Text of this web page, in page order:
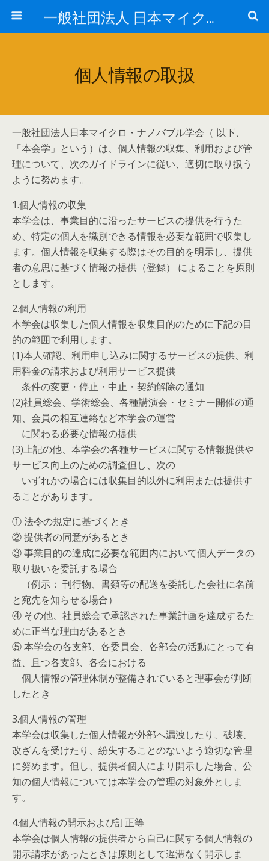
一般社団法人 日本マイクロ・ナノバブル学会
個人情報の取扱
一般社団法人日本マイクロ・ナノバブル学会（ 以下、
「本会学」という）は、個人情報の収集、利用および管
理について、次のガイドラインに従い、適切に取り扱う
ように努めます。
1.個人情報の収集
本学会は、事業目的に沿ったサービスの提供を行うた
め、特定の個人を識別できる情報を必要な範囲で収集し
ます。個人情報を収集する際はその目的を明示し、提供
者の意思に基づく情報の提供（登録） によることを原則
とします。
2.個人情報の利用
本学会は収集した個人情報を収集目的のために下記の目
的の範囲で利用します。
(1)本人確認、利用申し込みに関するサービスの提供、利
用料金の請求および利用サービス提供
条件の変更・停止・中止・契約解除の通知
(2)社員総会、学術総会、各種講演会・セミナー開催の通
知、会員の相互連絡など本学会の運営
に関わる必要な情報の提供
(3)上記の他、本学会の各種サービスに関する情報提供や
サービス向上のための調査但し、次の
いずれかの場合には収集目的以外に利用または提供す
ることがあります。
① 法令の規定に基づくとき
② 提供者の同意があるとき
③ 事業目的の達成に必要な範囲内において個人データの
取り扱いを委託する場合
（例示： 刊行物、書類等の配送を委託した会社に名前
と宛先を知らせる場合）
④ その他、社員総会で承認された事業計画を達成するた
めに正当な理由があるとき
⑤ 本学会の各支部、各委員会、各部会の活動にとって有
益、且つ各支部、各会における
個人情報の管理体制が整備されていると理事会が判断
したとき
3.個人情報の管理
本学会は収集した個人情報が外部へ漏洩したり、破壊、
改ざんを受けたり、紛失することのないよう適切な管理
に努めます。但し、提供者個人により開示した場合、公
知の個人情報については本学会の管理の対象外としま
す。
4.個人情報の開示および訂正等
本学会は個人情報の提供者から自己に関する個人情報の
開示請求があったときは原則として遅滞なく開示しま